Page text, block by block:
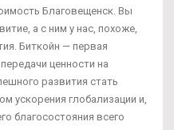
Благовещенск. Вы
а с ним у нас, похоже,
Биткойн — первая
ценности на
развития стать
ускорения глобализации и,
благосостояния всего